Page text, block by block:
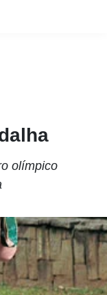
olímpico